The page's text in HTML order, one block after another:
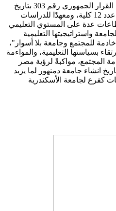
تأسست جامعة دمنهور بمقتضى القرار الجمهوري رقم 303 بتاريخ
26-10-2010، هذا وتضم الجامعة عدد 12 كلية، ومعهدًا للدراسات
قطاعات عدة على المستوي التعليمي
واستراتيجيتها التعليمية
للمجتمع وجامعة بلا أسوار"،
بسياستها التعليمية، والمواءمة
المجتمع، مواكبةً لرؤية مصر
تاريخ انشاء جامعة دمنهور لما يزيد
كفرع لجامعة الأسكندرية